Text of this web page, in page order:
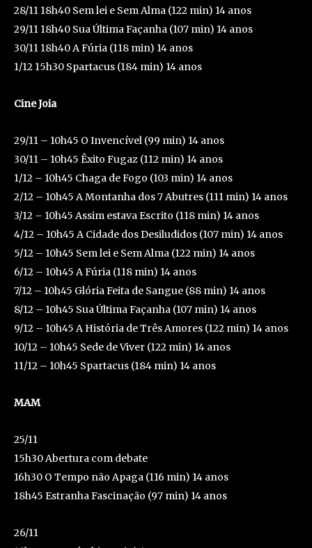
28/11 18h40 Sem lei e Sem Alma (122 min) 14 anos
29/11 18h40 Sua Última Façanha (107 min) 14 anos
30/11 18h40 A Fúria (118 min) 14 anos
1/12 15h30 Spartacus (184 min) 14 anos
Cine Joia
29/11 – 10h45 O Invencível (99 min) 14 anos
30/11 – 10h45 Êxito Fugaz (112 min) 14 anos
1/12 – 10h45 Chaga de Fogo (103 min) 14 anos
2/12 – 10h45 A Montanha dos 7 Abutres (111 min) 14 anos
3/12 – 10h45 Assim estava Escrito (118 min) 14 anos
4/12 – 10h45 A Cidade dos Desiludidos (107 min) 14 anos
5/12 – 10h45 Sem lei e Sem Alma (122 min) 14 anos
6/12 – 10h45 A Fúria (118 min) 14 anos
7/12 – 10h45 Glória Feita de Sangue (88 min) 14 anos
8/12 – 10h45 Sua Última Façanha (107 min) 14 anos
9/12 – 10h45 A História de Três Amores (122 min) 14 anos
10/12 – 10h45 Sede de Viver (122 min) 14 anos
11/12 – 10h45 Spartacus (184 min) 14 anos
MAM
25/11
15h30 Abertura com debate
16h30 O Tempo não Apaga (116 min) 14 anos
18h45 Estranha Fascinação (97 min) 14 anos
26/11